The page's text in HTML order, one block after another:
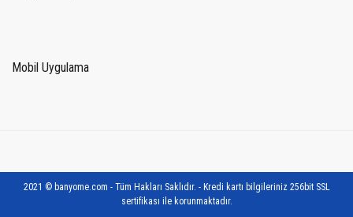
Mobil Uygulama
2021 © banyome.com - Tüm Hakları Saklıdır. - Kredi kartı bilgileriniz 256bit SSL
sertifikası ile korunmaktadır.